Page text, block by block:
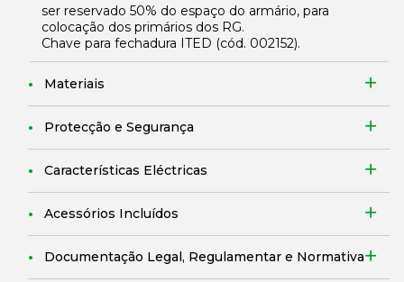
ser reservado 50% do espaço do armário, para
colocação dos primários dos RG.
Chave para fechadura ITED (cód. 002152).
Materiais
Protecção e Segurança
Características Eléctricas
Acessórios Incluídos
Documentação Legal, Regulamentar e Normativa